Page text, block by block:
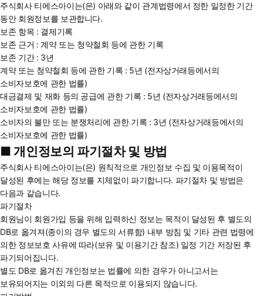
주식회사 티에스아이는(은) 아래와 같이 관계법령에서 정한 일정한 기간
동안 회원정보를 보관합니다.
보존 항목 : 결제기록
보존 근거 : 계약 또는 청약철회 등에 관한 기록
보존 기간 : 3년
계약 또는 청약철회 등에 관한 기록 : 5년 (전자상거래등에서의
소비자보호에 관한 법률)
대금결제 및 재화 등의 공급에 관한 기록 : 5년 (전자상거래등에서의
소비자보호에 관한 법률)
소비자의 불만 또는 분쟁처리에 관한 기록 : 3년 (전자상거래등에서의
소비자보호에 관한 법률)
■ 개인정보의 파기절차 및 방법
주식회사 티에스아이는(은) 원칙적으로 개인정보 수집 및 이용목적이
달성된 후에는 해당 정보를 지체없이 파기합니다. 파기절차 및 방법은
다음과 같습니다.
파기절차
회원님이 회원가입 등을 위해 입력하신 정보는 목적이 달성된 후 별도의
DB로 옮겨져(종이의 경우 별도의 서류함) 내부 방침 및 기타 관련 법령에
의한 정보보호 사유에 따라(보유 및 이용기간 참조) 일정 기간 저장된 후
파기되어집니다.
별도 DB로 옮겨진 개인정보는 법률에 의한 경우가 아니고서는
보유되어지는 이외의 다른 목적으로 이용되지 않습니다.